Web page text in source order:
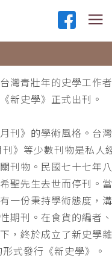
灣青壯年的史學工作
新史學》正式出刊。
刊》的學術風格。台
》等少數刊物是私人
刊物。民國七十七年
聖先生去世而停刊。
一份秉持學術態度，
期刊。在食貨的編者
，終於成立了新史學
式發行《新史學》。